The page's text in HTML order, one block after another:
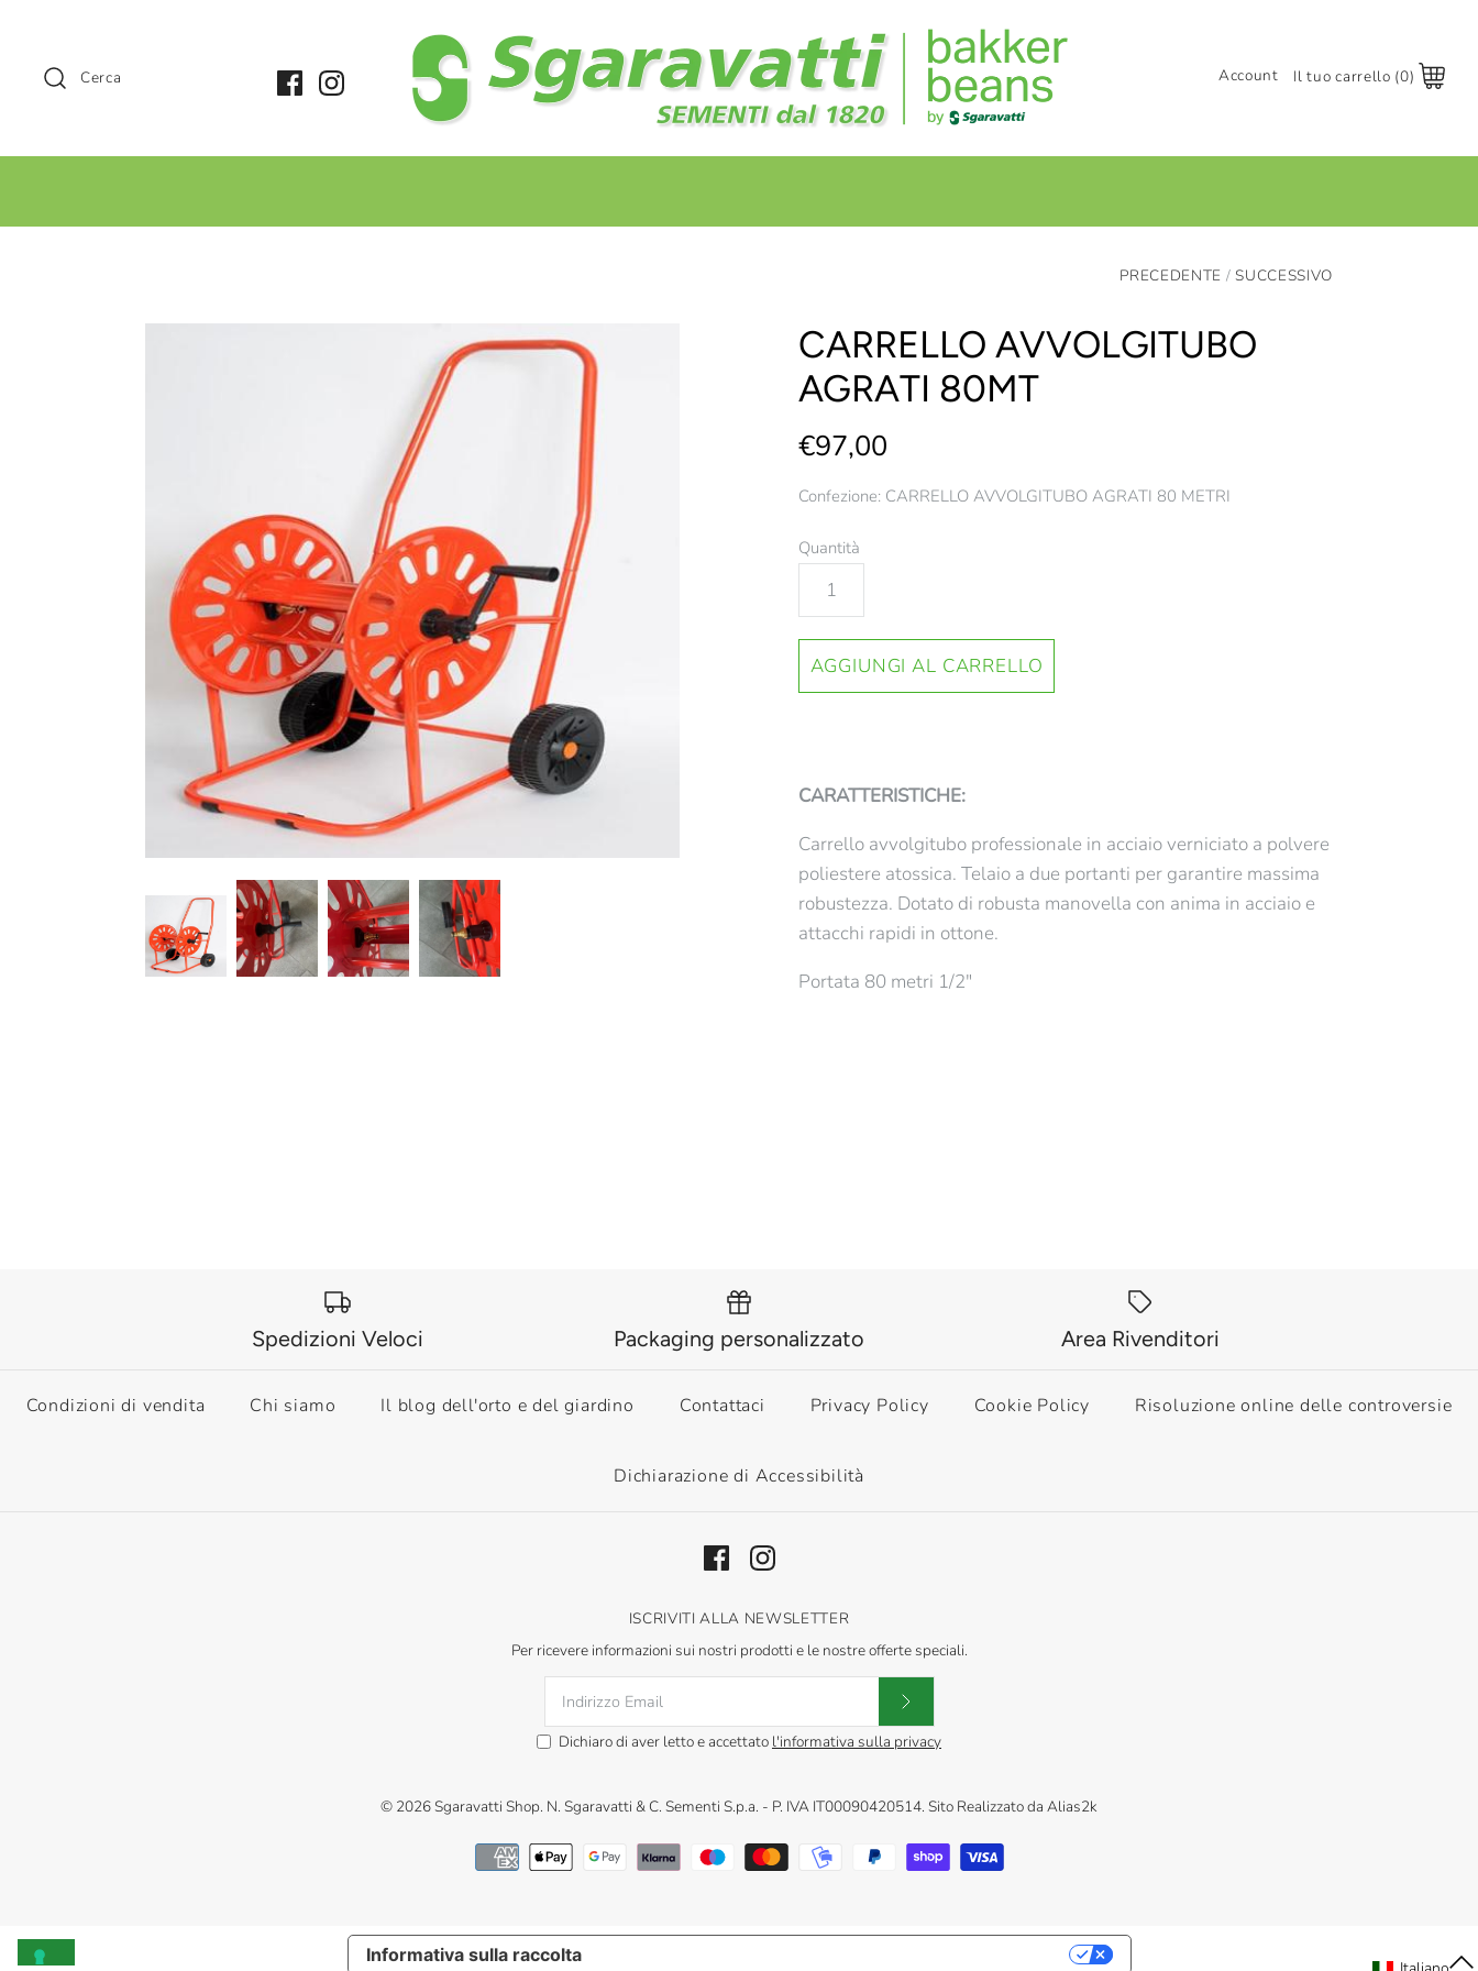
Cerca Account
Registrati
Il tuo carrello (0)
PRECEDENTE /SUCCESSIVO
CARRELLO AVVOLGITUBO
AGRATI 80MT
€97,00
Confezione: CARRELLO AVVOLGITUBO AGRATI 80 METRI
Quantità
CARATTERISTICHE:
Carrello avvolgitubo professionale in acciaio verniciato a polvere
poliestere atossica. Telaio a due portanti per garantire massima
robustezza. Dotato di robusta manovella con anima in acciaio e
attacchi rapidi in ottone.
Portata 80 metri 1/2"
Spedizioni Veloci Packaging personalizzato Area Rivenditori
Condizioni di vendita Chi siamo Il blog dell'orto e del giardino Contattaci Privacy Policy Cookie Policy Risoluzione online delle controversie
Dichiarazione di Accessibilità
ISCRIVITI ALLA NEWSLETTER
Per ricevere informazioni sui nostri prodotti e le nostre offerte speciali.
Dichiaro di aver letto e accettato l'informativa sulla privacy
© 2026Sgaravatti Shop. N. Sgaravatti & C. Sementi S.p.a. - P. IVA IT00090420514. Sito Realizzato da Alias2k
Informativa sulla raccolta